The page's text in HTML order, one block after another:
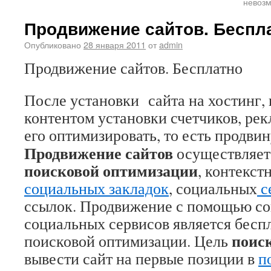
Продвижение сайтов.
Опубликовано 28 января 2011 отadmin
Продвижение сайтов. Бесплатно
После установки сайта на хостинг,
контентом установки счетчиков,
его оптимизировать, то есть
Продвижение сайтов
поисковой оптимизации,
социальных закладок, социальных
ссылок. Продвижение с помощью
социальных сервисов является
поисковой оптимизации. Цель
вывести сайт на первые позиции в